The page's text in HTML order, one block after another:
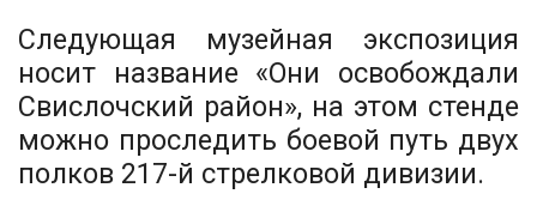
Следующая музейная экспозиция
носит название «Они освобождали
Свислочский район», на этом стенде
можно проследить боевой путь двух
полков 217-й стрелковой дивизии.